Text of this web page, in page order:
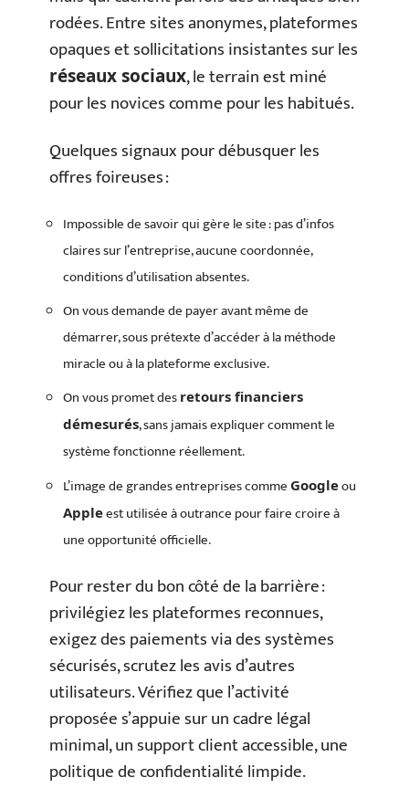
rodées. Entre sites anonymes, plateformes
opaques et sollicitations insistantes sur les
réseaux sociaux, le terrain est miné
pour les novices comme pour les habitués.
Quelques signaux pour débusquer les
offres foireuses :
Impossible de savoir qui gère le site : pas d’infos
claires sur l’entreprise, aucune coordonnée,
conditions d’utilisation absentes.
On vous demande de payer avant même de
démarrer, sous prétexte d’accéder à la méthode
miracle ou à la plateforme exclusive.
On vous promet des retours financiers
démesurés, sans jamais expliquer comment le
système fonctionne réellement.
L’image de grandes entreprises comme Googleou
Appleest utilisée à outrance pour faire croire à
une opportunité officielle.
Pour rester du bon côté de la barrière :
privilégiez les plateformes reconnues,
exigez des paiements via des systèmes
sécurisés, scrutez les avis d’autres
utilisateurs. Vérifiez que l’activité
proposée s’appuie sur un cadre légal
minimal, un support client accessible, une
politique de confidentialité limpide.